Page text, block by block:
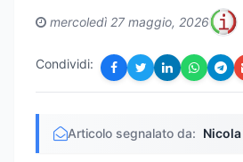
mercoledì 27 maggio, 2026
Condividi:
Articolo segnalato da: